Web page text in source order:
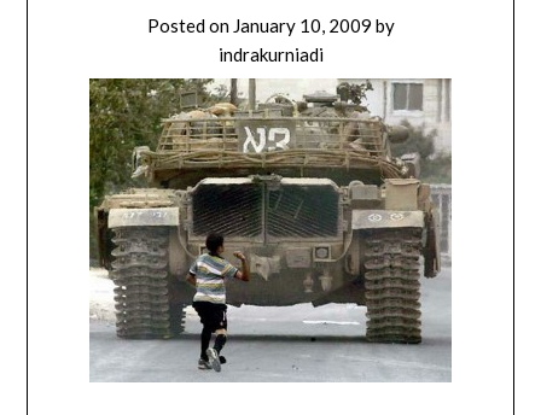
Posted on January 10, 2009 by
indrakurniadi